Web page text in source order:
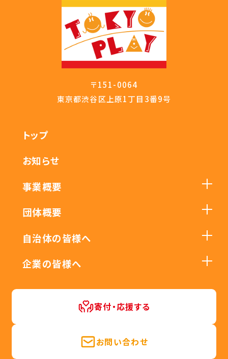
〒151-0064
東京都渋谷区上原1丁目3番9号
トップ
お知らせ
事業概要
団体概要
自治体の皆様へ
企業の皆様へ
寄付・応援する
お問い合わせ